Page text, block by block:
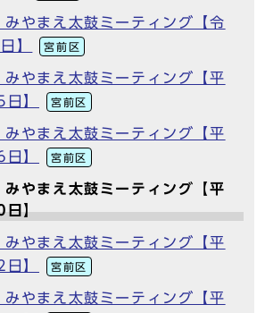
やまえ太鼓ミーティング【令
】
宮前区
やまえ太鼓ミーティング【平
】
宮前区
やまえ太鼓ミーティング【平
】
宮前区
やまえ太鼓ミーティング【平
日】
やまえ太鼓ミーティング【平
】
宮前区
やまえ太鼓ミーティング【平